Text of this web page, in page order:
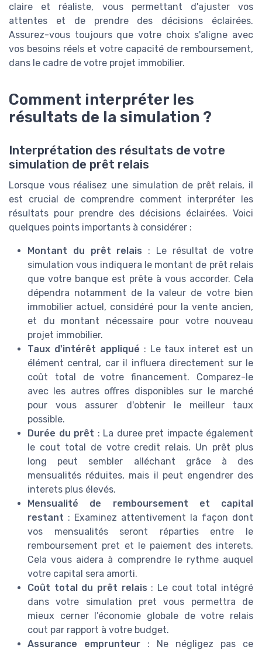
claire et réaliste, vous permettant d'ajuster vos
attentes et de prendre des décisions éclairées.
Assurez-vous toujours que votre choix s'aligne avec
vos besoins réels et votre capacité de remboursement,
dans le cadre de votre projet immobilier.
Comment interpréter les
résultats de la simulation ?
Interprétation des résultats de votre
simulation de prêt relais
Lorsque vous réalisez une simulation de prêt relais, il
est crucial de comprendre comment interpréter les
résultats pour prendre des décisions éclairées. Voici
quelques points importants à considérer :
Montant du prêt relais : Le résultat de votre
simulation vous indiquera le montant de prêt relais
que votre banque est prête à vous accorder. Cela
dépendra notamment de la valeur de votre bien
immobilier actuel, considéré pour la vente ancien,
et du montant nécessaire pour votre nouveau
projet immobilier.
Taux d'intérêt appliqué : Le taux interet est un
élément central, car il influera directement sur le
coût total de votre financement. Comparez-le
avec les autres offres disponibles sur le marché
pour vous assurer d'obtenir le meilleur taux
possible.
Durée du prêt : La duree pret impacte également
le cout total de votre credit relais. Un prêt plus
long peut sembler alléchant grâce à des
mensualités réduites, mais il peut engendrer des
interets plus élevés.
Mensualité de remboursement et capital
restant : Examinez attentivement la façon dont
vos mensualités seront réparties entre le
remboursement pret et le paiement des interets.
Cela vous aidera à comprendre le rythme auquel
votre capital sera amorti.
Coût total du prêt relais : Le cout total intégré
dans votre simulation pret vous permettra de
mieux cerner l’économie globale de votre relais
cout par rapport à votre budget.
Assurance emprunteur : Ne négligez pas ce